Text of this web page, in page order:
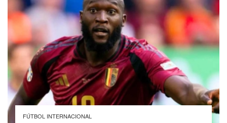
FÚTBOL INTERNACIONAL